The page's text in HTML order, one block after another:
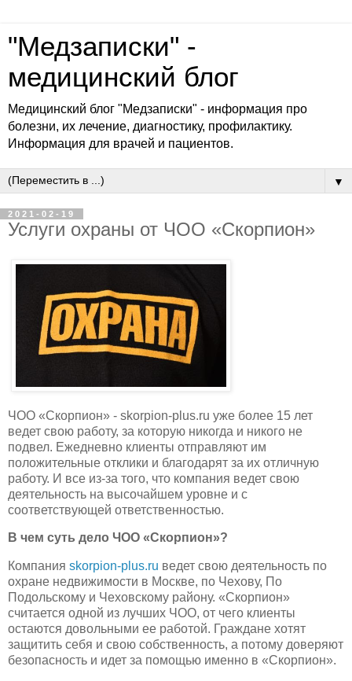
"Медзаписки" -
медицинский блог
Медицинский блог "Медзаписки" - информация про
болезни, их лечение, диагностику, профилактику.
Информация для врачей и пациентов.
▼
2021-02-19
Услуги охраны от ЧОО «Скорпион»
ЧОО «Скорпион» - skorpion-plus.ru уже более 15 лет
ведет свою работу, за которую никогда и никого не
подвел. Ежедневно клиенты отправляют им
положительные отклики и благодарят за их отличную
работу. И все из-за того, что компания ведет свою
деятельность на высочайшем уровне и с
соответствующей ответственностью.
В чем суть дело ЧОО «Скорпион»?
Компания skorpion-plus.ru ведет свою деятельность по
охране недвижимости в Москве, по Чехову, По
Подольскому и Чеховскому району. «Скорпион»
считается одной из лучших ЧОО, от чего клиенты
остаются довольными ее работой. Граждане хотят
защитить себя и свою собственность, а потому доверяют
безопасность и идет за помощью именно в «Скорпион».